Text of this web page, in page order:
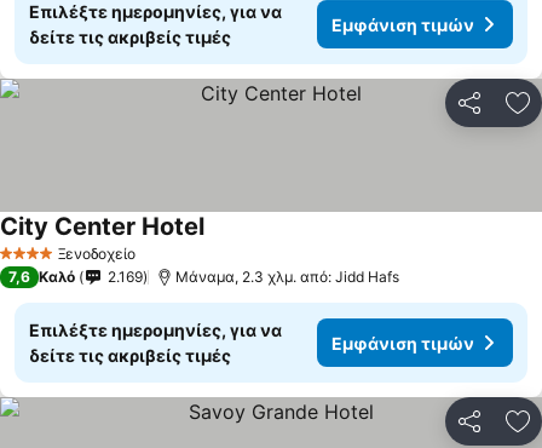
Επιλέξτε ημερομηνίες, για να
δείτε τις ακριβείς τιμές
Εμφάνιση τιμών
4 ΑστέριαΞενοδοχείο
City Center HotelΕμφάνιση τιμών
7,6 Καλό 2.169 Μάναμα, 2.3 χλμ. από: Jidd Hafs
Επιλέξτε ημερομηνίες, για να
δείτε τις ακριβείς τιμές
Εμφάνιση τιμών